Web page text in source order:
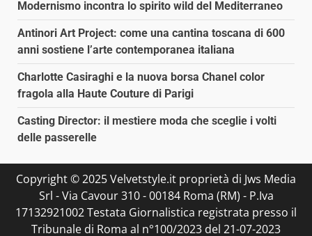
Modernismo incontra lo spirito wild del Mediterraneo
Antinori Art Project: come una cantina toscana di 600
anni sostiene l’arte contemporanea italiana
Charlotte Casiraghi e la nuova borsa Chanel color
fragola alla Haute Couture di Parigi
Casting Director: il mestiere moda che sceglie i volti
delle passerelle
Copyright © 2025 Velvetstyle.it proprietà di Jws Media
Srl - Via Cavour 310 - 00184 Roma (RM) - P.Iva
17132921002 Testata Giornalistica registrata presso il
Tribunale di Roma al n°100/2023 del 21-07-2023